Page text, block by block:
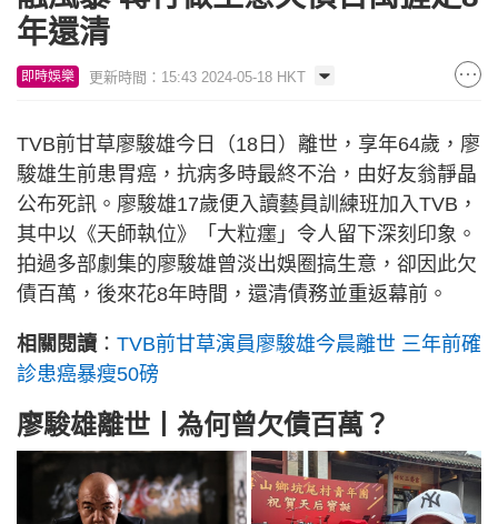
年還清
即時娛樂 更新時間：15:43 2024-05-18 HKT
TVB前甘草廖駿雄今日（18日）離世，享年64歲，廖
駿雄生前患胃癌，抗病多時最終不治，由好友翁靜晶
公布死訊。廖駿雄17歲便入讀藝員訓練班加入TVB，
其中以《天師執位》「大粒癦」令人留下深刻印象。
拍過多部劇集的廖駿雄曾淡出娛圈搞生意，卻因此欠
債百萬，後來花8年時間，還清債務並重返幕前。
相關閱讀 ： TVB前甘草演員廖駿雄今晨離世 三年前確
診患癌暴瘦50磅
廖駿雄離世丨為何曾欠債百萬？